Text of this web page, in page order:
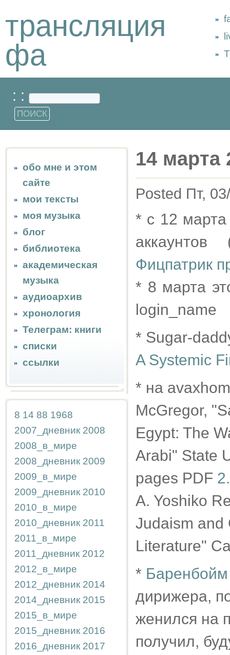
трансляция
фа
: :
обо мне и этом
сайте
мои тексты
моя музыка
блог
библиотека
академическая
музыка
аудиоархив
хронология
Телеграм: книги
списки
ссылки
8 14 88 1968
2007_дневник 2008
2008_в_мире
2008_дневник 2009
2009_в_мире
2009_дневник 2010
2010_в_мире
2010_дневник 2011
2011_в_мире
2011_дневник 2012
2012_в_мире
2012_дневник 2014
2014_дневник 2015
2015_в_мире
2015_дневник 2016
2016_дневник 2017
14 марта
Posted Пт,
* с 12
Фицпатрик
* 8 марта
login_name
* Sugar-
A Systemic
* на
McGregor,
Egypt: The
Arabi" State
pages PDF
A. Yoshiko
Judaism and
Literature"
* Баренбойм
дирижера,
женился на
получил,